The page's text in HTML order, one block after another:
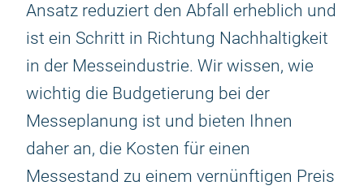
Ansatz reduziert den Abfall erheblich und
ist ein Schritt in Richtung Nachhaltigkeit
in der Messeindustrie. Wir wissen, wie
wichtig die Budgetierung bei der
Messeplanung ist und bieten Ihnen
daher an, die Kosten für einen
Messestand zu einem vernünftigen Preis